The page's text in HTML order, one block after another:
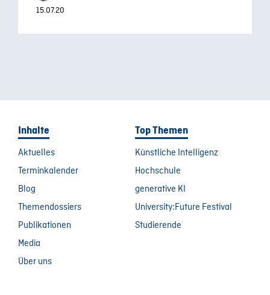
15.07.20
Inhalte
Aktuelles
Terminkalender
Blog
Themendossiers
Publikationen
Media
Über uns
Top Themen
Künstliche Intelligenz
Hochschule
generative KI
University:Future Festival
Studierende